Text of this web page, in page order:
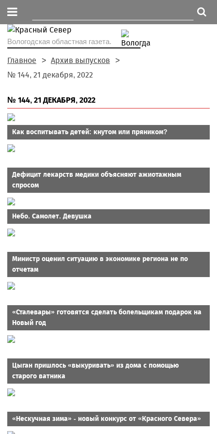
Вологодская областная газета.
Главное
Архив выпусков
№ 144, 21 декабря, 2022
№ 144, 21 ДЕКАБРЯ, 2022
Как воспитывать детей: кнутом или пряником?
Дефицит лекарств медики объясняют ажиотажным
спросом
Небо. Самолет. Девушка
Министр оценил ситуацию в экономике региона не по
отчетам
«Сталевары» готовятся сделать болельщикам подарок на
Новый год
Цыган пришлось «выкуривать» из дома с помощью
старого ватника
«Нескучная зима» - новый конкурс от «Красного Севера»